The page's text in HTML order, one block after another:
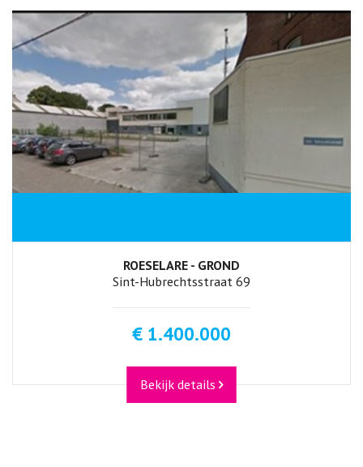
ROESELARE - GROND
Sint-Hubrechtsstraat 69
€ 1.400.000
Bekijk details